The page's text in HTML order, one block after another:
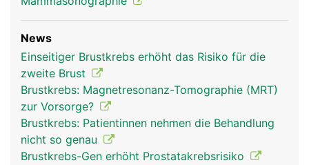
Brust Frau
News
Einseitiger Brustkrebs erhöht das Risiko für die
zweite Brust
Brustkrebs: Magnetresonanz-Tomographie (MRT)
zur Vorsorge?
Brustkrebs: Patientinnen nehmen die Behandlung
nicht so genau
Brustkrebs-Gen erhöht Prostatakrebsrisiko